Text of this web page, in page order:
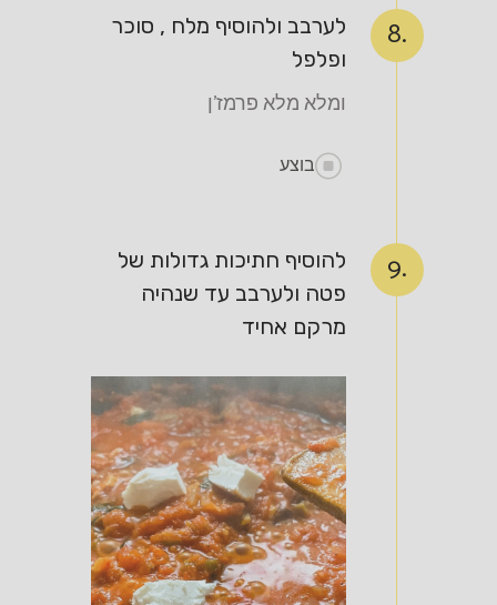
8.
לערבב ולהוסיף מלח , סוכר
ופלפל
ומלא מלא פרמז'ן
בוצע
9.
להוסיף חתיכות גדולות של
פטה ולערבב עד שנהיה
מרקם אחיד